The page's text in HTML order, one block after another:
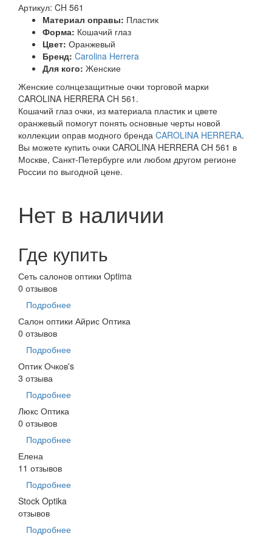
Артикул: CH 561
Материал оправы: Пластик
Форма: Кошачий глаз
Цвет: Оранжевый
Бренд: Carolina Herrera
Для кого: Женские
Женские солнцезащитные очки торговой марки
CAROLINA HERRERA CH 561.
Кошачий глаз очки, из материала пластик и цвете
оранжевый помогут понять основные черты новой
коллекции оправ модного бренда CAROLINA HERRERA.
Вы можете купить очки CAROLINA HERRERA CH 561 в
Москве, Санкт-Петербурге или любом другом регионе
России по выгодной цене.
Нет в наличии
Где купить
Сеть салонов оптики Optima
0 отзывов
Подробнее
Салон оптики Айрис Оптика
0 отзывов
Подробнее
Оптик Очков's
3 отзыва
Подробнее
Люкс Оптика
0 отзывов
Подробнее
Елена
11 отзывов
Подробнее
Stock Optika
отзывов
Подробнее